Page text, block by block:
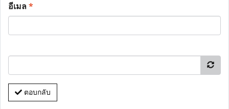
อีเมล*
ตอบกลับ